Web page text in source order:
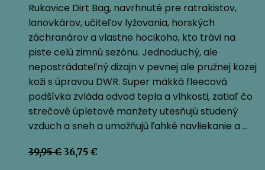
Rukavice Dirt Bag, navrhnuté pre ratrakistov,
lanovkárov, učiteľov lyžovania, horských
záchranárov a vlastne hocikoho, kto trávi na
piste celú zimnú sezónu. Jednoduchý, ale
nepostrádateľný dizajn v pevnej ale pružnej kozej
koži s úpravou DWR. Super mäkká fleecová
podšívka zvláda odvod tepla a vlhkosti, zatiaľ čo
strečové úpletové manžety utesňujú studený
vzduch a sneh a umožňujú ľahké navliekanie a …
39,95€ Pôvodná
36,75 €